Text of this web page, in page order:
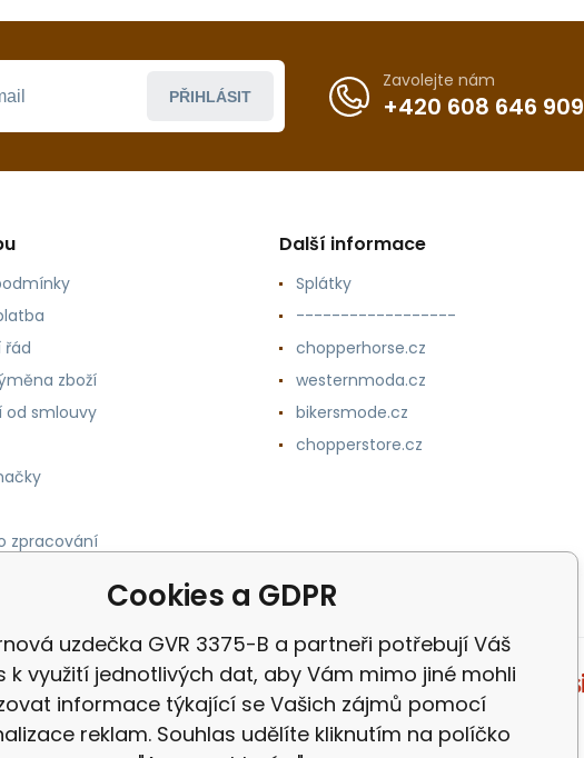
PŘIHLÁSIT
Zavolejte nám
+420 608 646 909
řád
zboží
od smlouvy
zpracování
Další informace
Splátky
------------------
chopperhorse.cz
westernmoda.cz
bikersmode.cz
chopperstore.cz
Cookies a GDPR
uzdečka GVR 3375-B a partneři potřebují Váš
k využití jednotlivých dat, aby Vám mimo jiné mohli
informace týkající se Vašich zájmů pomocí
reklam. Souhlas udělíte kliknutím na políčko